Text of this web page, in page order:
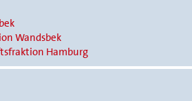
Wandsbek
Hamburg